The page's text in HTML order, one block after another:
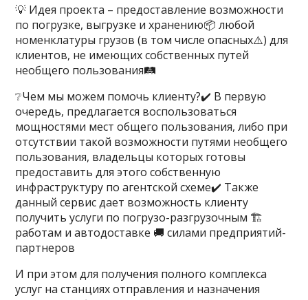
💡 Идея проекта – предоставление возможности
по погрузке, выгрузке и хранению📦 любой
номенклатуры грузов (в том числе опасных⚠️) для
клиентов, не имеющих собственных путей
необщего пользования🛤️
❔Чем мы можем помочь клиенту?✔️ В первую
очередь, предлагается воспользоваться
мощностями мест общего пользования, либо при
отсутствии такой возможности путями необщего
пользования, владельцы которых готовы
предоставить для этого собственную
инфраструктуру по агентской схеме✔️ Также
данный сервис дает возможность клиенту
получить услуги по погрузо-разгрузочным 🏗️
работам и автодоставке 🚚 силами предприятий-
партнеров
И при этом для получения полного комплекса
услуг на станциях отправления и назначения